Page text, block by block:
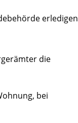
erledigen
die
bei